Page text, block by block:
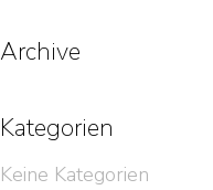
Archive
Kategorien
Keine Kategorien